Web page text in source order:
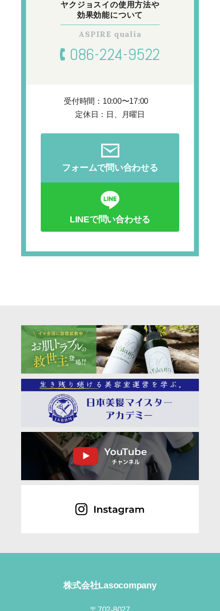
ヤクジョスイの使用方法や
効果効能について
086-224-9522
受付時間：10:00〜17:00
定休日：日、月曜日
フォームで問い合わせる
LINEで問い合わせる
株式会社Lasocompany